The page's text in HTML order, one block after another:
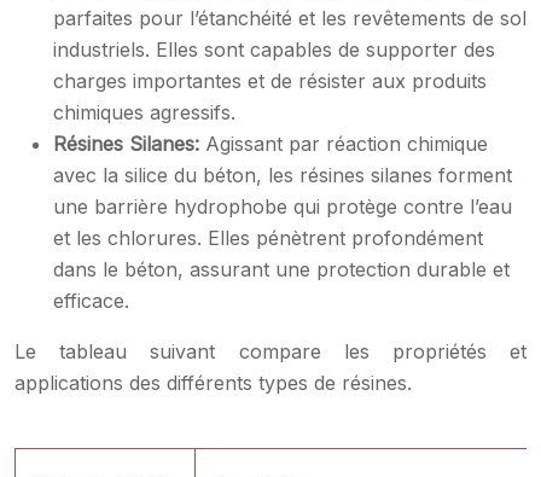
parfaites pour l’étanchéité et les revêtements de sol
industriels. Elles sont capables de supporter des
charges importantes et de résister aux produits
chimiques agressifs.
Résines Silanes: Agissant par réaction chimique
avec la silice du béton, les résines silanes forment
une barrière hydrophobe qui protège contre l’eau
et les chlorures. Elles pénètrent profondément
dans le béton, assurant une protection durable et
efficace.
Le tableau suivant compare les propriétés et
applications des différents types de résines.